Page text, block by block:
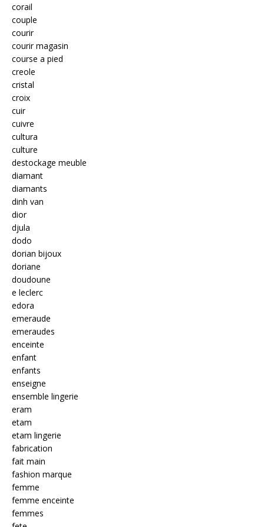
corail
couple
courir
courir magasin
course a pied
creole
cristal
croix
cuir
cuivre
cultura
culture
destockage meuble
diamant
diamants
dinh van
dior
djula
dodo
dorian bijoux
doriane
doudoune
e leclerc
edora
emeraude
emeraudes
enceinte
enfant
enfants
enseigne
ensemble lingerie
eram
etam
etam lingerie
fabrication
fait main
fashion marque
femme
femme enceinte
femmes